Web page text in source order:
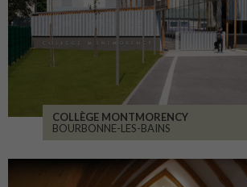
COLLÈGE MONTMORENCY
BOURBONNE-LES-BAINS